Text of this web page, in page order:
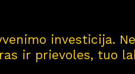
investicija.
ir prievoles, tuo